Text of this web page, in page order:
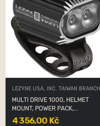
LEZYNE USA, INC. TAIWAN BRANCH
MULTI DRIVE 1000, HELMET
MOUNT, POWER PACK,...
4 356,00 Kč